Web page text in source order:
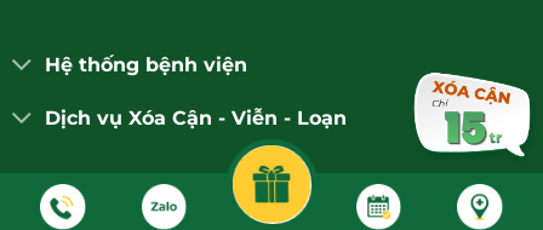
Hệ thống bệnh viện
Dịch vụ Xóa Cận - Viễn - Loạn
© Bệnh viện Mắt Sài Gòn Biên Hòa 2026. All Rights